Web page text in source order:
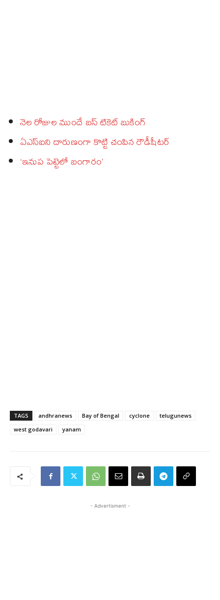
నెల రోజుల ముందే బస్‌ టికెట్‌ బుకింగ్‌
ఏఎస్‌ఐని దారుణంగా కొట్టి చంపిన రౌడీషీటర్‌
‘ఇనుప పెట్టెలో బంగారం’
TAGS andhranews Bay of Bengal cyclone
telugunews
west godavari
yanam
- Advertisment -